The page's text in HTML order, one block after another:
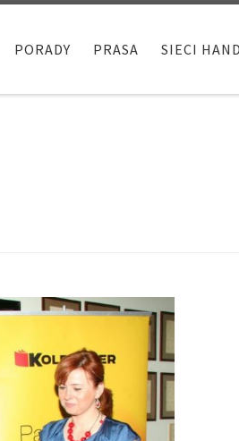
PORADY PRASA SIECI